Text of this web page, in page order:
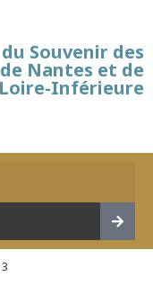
Souvenir des
Nantes et de
Inférieure